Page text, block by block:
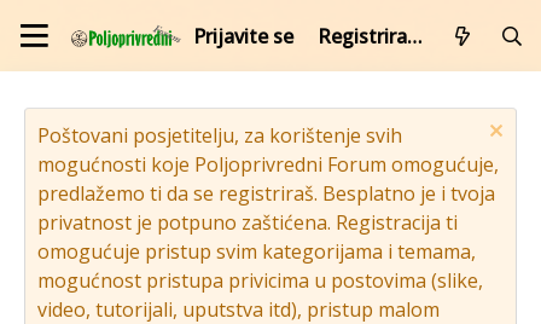
Prijavite se Registrirajte se
Poštovani posjetitelju, za korištenje svih
mogućnosti koje Poljoprivredni Forum omogućuje,
predlažemo ti da se registriraš. Besplatno je i tvoja
privatnost je potpuno zaštićena. Registracija ti
omogućuje pristup svim kategorijama i temama,
mogućnost pristupa privicima u postovima (slike,
video, tutorijali, uputstva itd), pristup malom